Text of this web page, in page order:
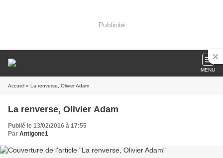
Publicité
MENU
Accueil » La renverse, Olivier Adam
La renverse, Olivier Adam
Publié le 13/02/2016 à 17:55
Par Antigone1